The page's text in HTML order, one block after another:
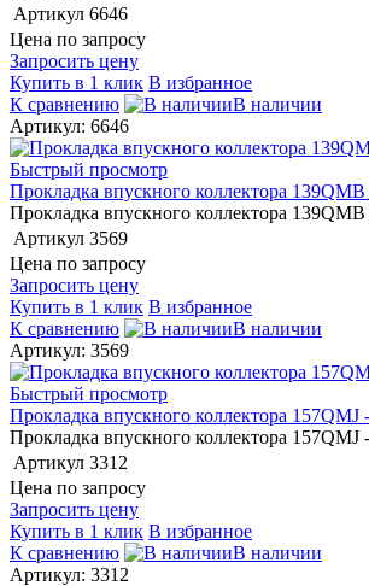
Артикул 6646
Цена по запросу
Запросить цену
Купить в 1 клик В избранное
К сравнению
В наличии
Артикул: 6646
Быстрый просмотр
Прокладка впускного коллектора 139QMB
Прокладка впускного коллектора 139QMB
Артикул 3569
Цена по запросу
Запросить цену
Купить в 1 клик В избранное
К сравнению
В наличии
Артикул: 3569
Быстрый просмотр
Прокладка впускного коллектора
Прокладка впускного коллектора
Артикул 3312
Цена по запросу
Запросить цену
Купить в 1 клик В избранное
К сравнению
В наличии
Артикул: 3312